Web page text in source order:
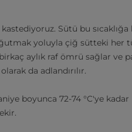
Sütü bu sıcaklığa
yoluyla çiğ sütteki her
aylık raf ömrü sağlar ve
da adlandırılır.
boyunca 72-74 °C'ye kadar